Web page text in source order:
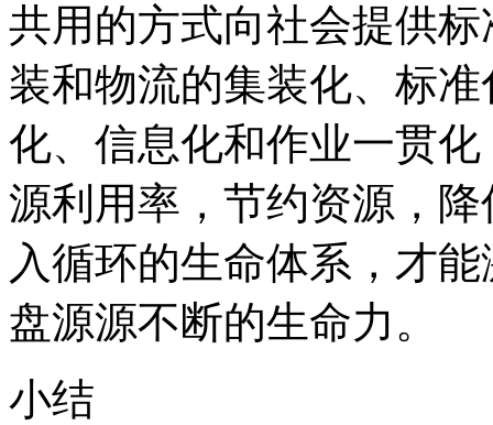
共用的方式向社会提供
装和物流的集装化、标
化、信息化和作业一贯
源利用率，节约资源，
入循环的生命体系，才
盘源源不断的生命力。
小结